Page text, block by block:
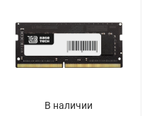
В наличии